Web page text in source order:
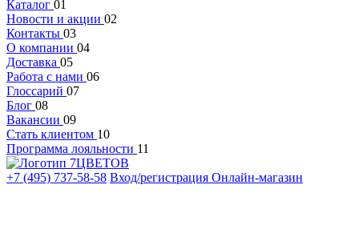
Каталог 01
Новости и акции 02
Контакты 03
О компании 04
Доставка 05
Работа с нами 06
Глоссарий 07
Блог 08
Вакансии 09
Стать клиентом 10
Программа лояльности 11
+7 (495) 737-58-58 Вход/регистрация Онлайн-магазин